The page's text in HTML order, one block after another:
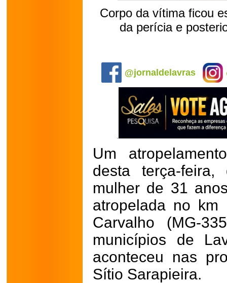
Corpo da vítima ficou
da perícia e
@jornaldelavras
Um
desta terça-
mulher de 31
atropelada no km
Carvalho (MG-
municípios de
aconteceu nas
Sítio Sarapieira.